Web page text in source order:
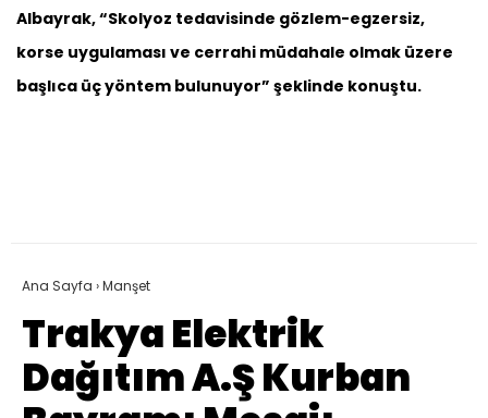
Albayrak, “Skolyoz tedavisinde gözlem-egzersiz,
korse uygulaması ve cerrahi müdahale olmak üzere
başlıca üç yöntem bulunuyor” şeklinde konuştu.
Ana Sayfa ›Manşet
Trakya Elektrik
Dağıtım A.Ş Kurban